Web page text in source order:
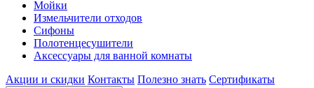
Мойки
Измельчители отходов
Сифоны
Полотенцесушители
Аксессуары для ванной комнаты
Акции и скидки Контакты Полезно знать Сертификаты